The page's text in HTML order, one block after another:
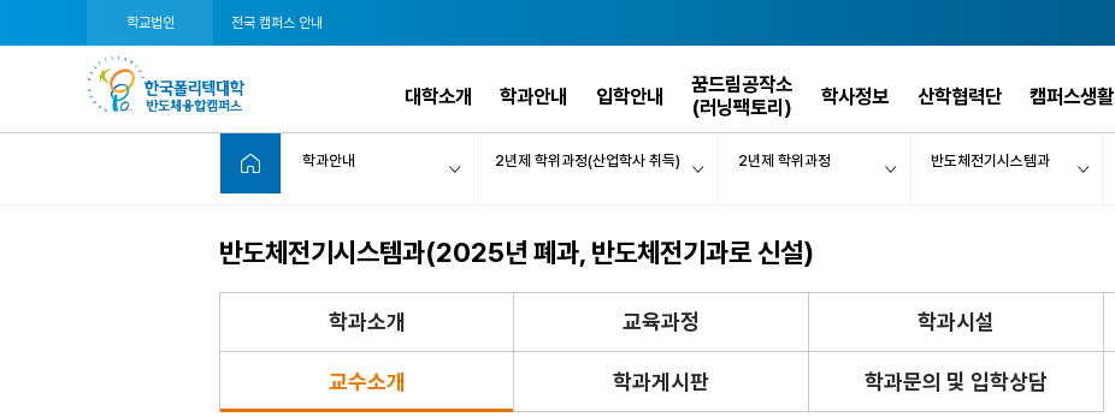
학교법인 전국 캠퍼스 안내
대학소개 학과안내 입학안내
꿈드림공작소
(러닝팩토리)
학사정보 산학협력단 캠퍼스생활
학과안내 2년제 학위과정(산업학사 취득) 2년제 학위과정 반도체전기시스템과
반도체전기시스템과(2025년 폐과, 반도체전기과로 신설)
학과소개 교육과정 학과시설
교수소개 학과게시판 학과문의 및 입학상담